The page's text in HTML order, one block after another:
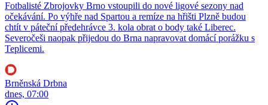
Fotbalisté Zbrojovky Brno vstoupili do nové ligové sezony nad
očekávání. Po výhře nad Spartou a remíze na hřišti Plzně budou
chtít v páteční předehrávce 3. kola obrat o body také Liberec.
Severočeši naopak přijedou do Brna napravovat domácí porážku s
Teplicemi.
Brněnská Drbna
dnes, 07:00